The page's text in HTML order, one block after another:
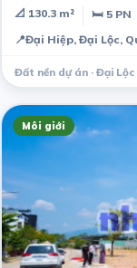
📐 130.3 m² 🛏 5 PN
📍Đại Hiệp, Đại Lộc,
Đất nền dự án · Đại Lộc
Môi giới